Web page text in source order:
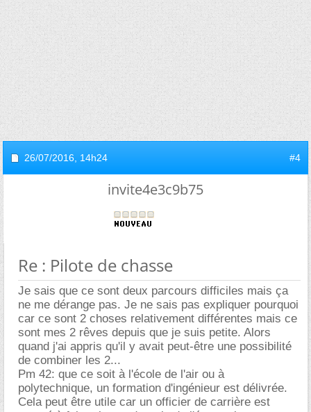
26/07/2016, 14h24 #4
invite4e3c9b75
Re : Pilote de chasse
Je sais que ce sont deux parcours difficiles mais ça
ne me dérange pas. Je ne sais pas expliquer pourquoi
car ce sont 2 choses relativement différentes mais ce
sont mes 2 rêves depuis que je suis petite. Alors
quand j'ai appris qu'il y avait peut-être une possibilité
de combiner les 2...
Pm 42: que ce soit à l'école de l'air ou à
polytechnique, un formation d'ingénieur est délivrée.
Cela peut être utile car un officier de carrière est